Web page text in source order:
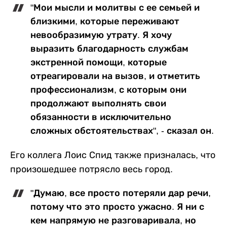
"Мои мысли и молитвы с ее семьей и
близкими, которые переживают
невообразимую утрату. Я хочу
выразить благодарность службам
экстренной помощи, которые
отреагировали на вызов, и отметить
профессионализм, с которым они
продолжают выполнять свои
обязанности в исключительно
сложных обстоятельствах", - сказал он.
Его коллега Лоис Спид также призналась, что
произошедшее потрясло весь город.
"Думаю, все просто потеряли дар речи,
потому что это просто ужасно. Я ни с
кем напрямую не разговаривала, но